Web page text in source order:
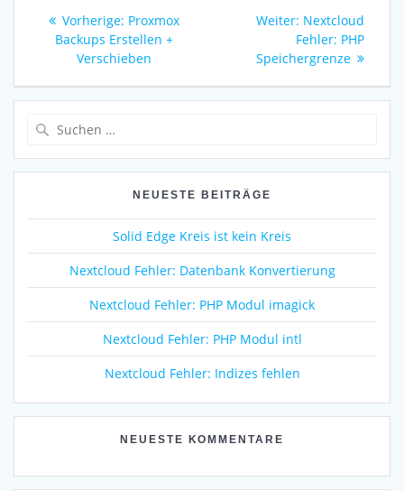
Beitragsnavigation
Vorherige: Vorheriger
Beitrag:
Proxmox
Backups Erstellen +
Verschieben
Weiter: Nächster
Beitrag:
Nextcloud
Fehler: PHP
Speichergrenze
NEUESTE BEITRÄGE
Solid Edge Kreis ist kein Kreis
Nextcloud Fehler: Datenbank Konvertierung
Nextcloud Fehler: PHP Modul imagick
Nextcloud Fehler: PHP Modul intl
Nextcloud Fehler: Indizes fehlen
NEUESTE KOMMENTARE